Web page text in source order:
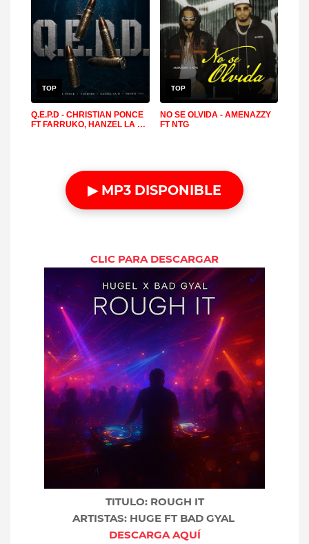
TOP
Q.E.P.D - CHRISTIAN PONCE
FT FARRUKO, HANZEL LA H,
TOP
NO SE OLVIDA - AMENAZZY
FT NTG
▶ MP3 DISPONIBLE
CLIC PARA DESCARGAR
TITULO: ROUGH IT
ARTISTAS: HUGE FT BAD GYAL
DESCARGA AQUÍ